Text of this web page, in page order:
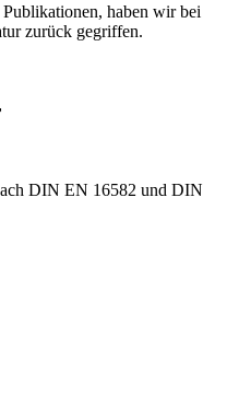
haben wir bei
zurück gegriffen.
DIN EN 16582 und DIN